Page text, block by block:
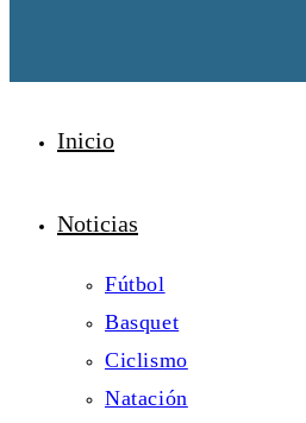
Inicio
Noticias
Fútbol
Basquet
Ciclismo
Natación